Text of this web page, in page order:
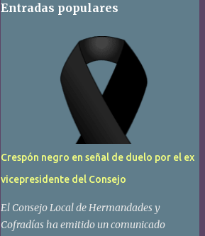
Entradas populares
Crespón negro en señal de duelo por el ex
vicepresidente del Consejo
El Consejo Local de Hermandades y
Cofradías ha emitido un comunicado